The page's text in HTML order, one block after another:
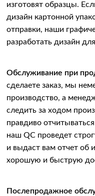
изготовят образцы.
дизайн картонной
отправки, наши
разработать дизайн
Обслуживание при
сделаете заказ, мы
производство, а
следить за ходом
правдиво
наш QC проведет
и выдаст вам отчет об
хорошую и быструю
Послепродажное